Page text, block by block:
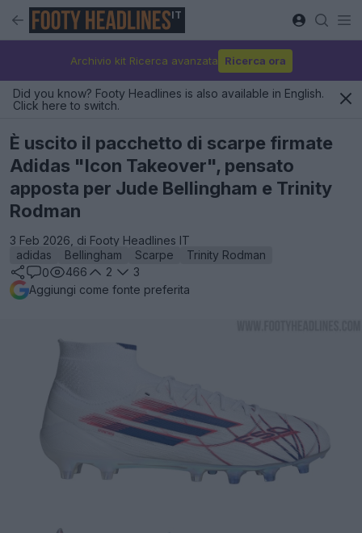
IT
Archivio kit Ricerca avanzata Ricerca ora
Did you know? Footy Headlines is also available in English.
Click here to switch.
È uscito il pacchetto di scarpe firmate
Adidas "Icon Takeover", pensato
apposta per Jude Bellingham e Trinity
Rodman
3 Feb 2026, di Footy Headlines IT
adidas
Bellingham Scarpe
Trinity Rodman
0
466 2
3
Aggiungi come fonte preferita